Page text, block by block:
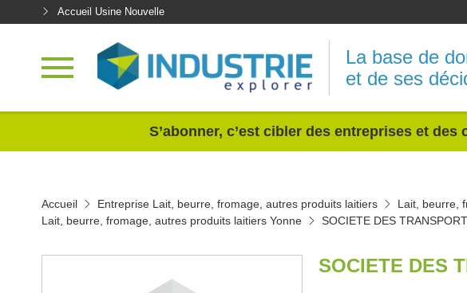
Accueil Usine Nouvelle
La base de
et de ses
S’abonner, c’est cibler des entreprises et
Accueil Entreprise Lait, beurre, fromage, autres produits laitiers
Lait, beurre,
Lait, beurre, fromage, autres produits laitiers Yonne
SOCIETE DES
SOCIETE DES